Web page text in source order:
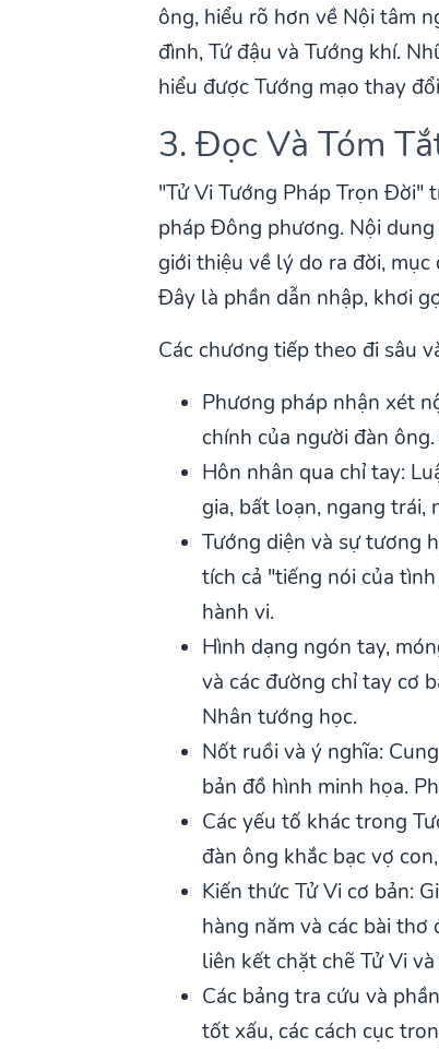
ông, hiểu rõ hơn về Nội tâm
đình, Tứ đậu và Tướng khí.
hiểu được Tướng mạo thay
3. Đọc Và Tóm
"Tử Vi Tướng Pháp Trọn Đời"
pháp Đông phương. Nội
giới thiệu về lý do ra đời,
Đây là phần dẫn nhập, khơi
Các chương tiếp theo đi sâu
Phương pháp nhận xét
chính của người đàn
Hôn nhân qua chỉ tay:
gia, bất loạn, ngang trái,
Tướng diện và sự tương
tích cả "tiếng nói của
hành vi.
Hình dạng ngón tay,
và các đường chỉ tay cơ
Nhân tướng học.
Nốt ruồi và ý nghĩa:
bản đồ hình minh họa.
Các yếu tố khác trong
đàn ông khắc bạc vợ
Kiến thức Tử Vi cơ bản:
hàng năm và các bài
liên kết chặt chẽ Tử Vi
Các bảng tra cứu và
tốt xấu, các cách cục